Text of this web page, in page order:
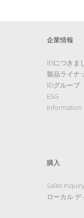
企業情報
IEIにつきま
製品ライナ
IEIグループ
ESG
Information
購入
Sales Inquiry
ローカル